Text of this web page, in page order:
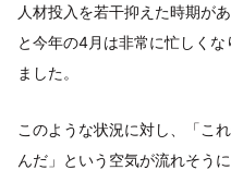
人材投入を若干抑えた時期が
と今年の4月は非常に忙しく
ました。
このような状況に対し、「こ
んだ」という空気が流れそう